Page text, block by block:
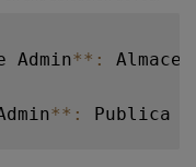
Admin** :
** : Publica